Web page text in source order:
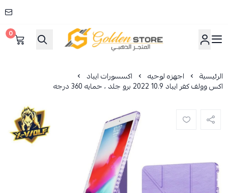
المتجر الذهبي
0
الرئيسية اجهزه لوحيه اكسسورات ايباد
اكس وولف كفر ايباد 10.9 2022 برو جلد ، حمايه 360 درجه